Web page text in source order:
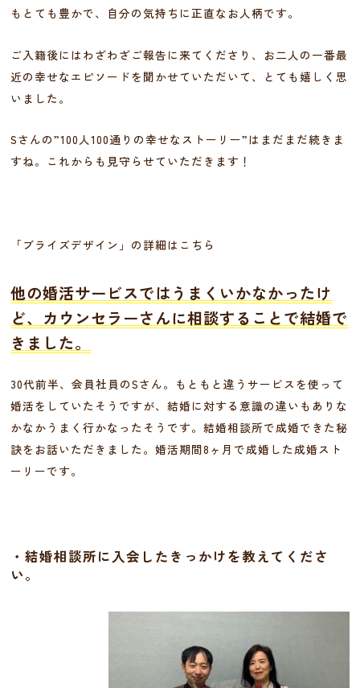
もとても豊かで、自分の気持ちに正直なお人柄です。
ご入籍後にはわざわざご報告に来てくださり、お二人の一番最
近の幸せなエピソードを聞かせていただいて、とても嬉しく思
いました。
Sさんの”100人100通りの幸せなストーリー”はまだまだ続きま
すね。これからも見守らせていただきます！
「ブライズデザイン」の詳細はこちら
他の婚活サービスではうまくいかなかったけ
ど、カウンセラーさんに相談することで結婚で
きました。
30代前半、会員社員のSさん。もともと違うサービスを使って
婚活をしていたそうですが、結婚に対する意識の違いもありな
かなかうまく行かなったそうです。結婚相談所で成婚できた秘
訣をお話いただきました。婚活期間8ヶ月で成婚した成婚スト
ーリーです。
・結婚相談所に入会したきっかけを教えてくださ
い。